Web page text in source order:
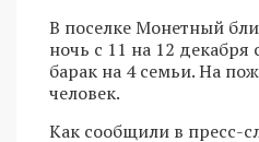
В поселке Монетный
ночь с 11 на 12
барак на 4 семьи. На
человек.
Как сообщили в пресс-